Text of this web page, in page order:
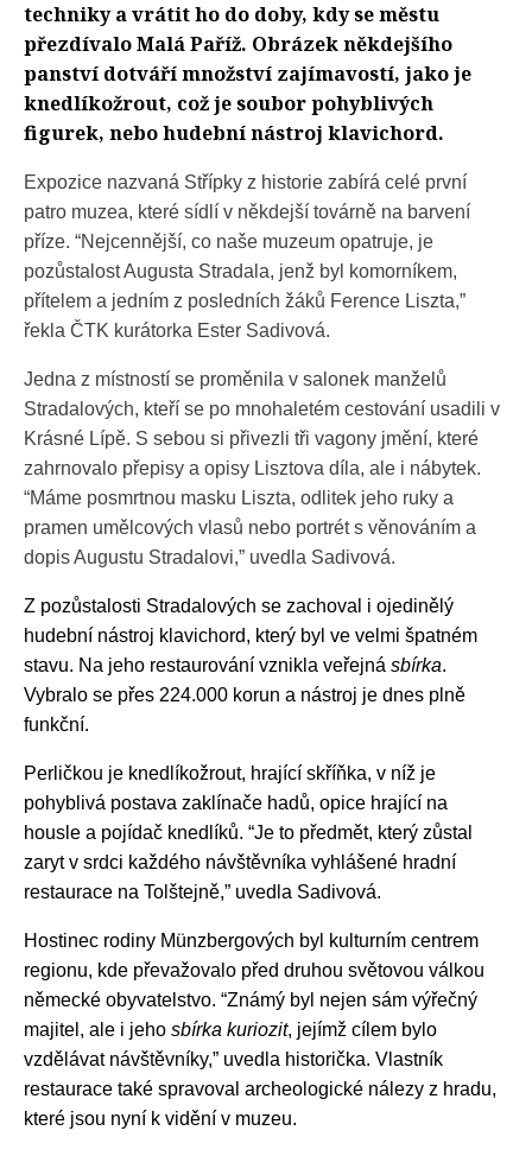
techniky a vrátit ho do doby, kdy se městu
přezdívalo Malá Paříž. Obrázek někdejšího
panství dotváří množství zajímavostí, jako je
knedlíkožrout, což je soubor pohyblivých
figurek, nebo hudební nástroj klavichord.
Expozice nazvaná Střípky z historie zabírá celé první
patro muzea, které sídlí v někdejší továrně na barvení
příze. “Nejcennější, co naše muzeum opatruje, je
pozůstalost Augusta Stradala, jenž byl komorníkem,
přítelem a jedním z posledních žáků Ference Liszta,”
řekla ČTK kurátorka Ester Sadivová.
Jedna z místností se proměnila v salonek manželů
Stradalových, kteří se po mnohaletém cestování usadili v
Krásné Lípě. S sebou si přivezli tři vagony jmění, které
zahrnovalo přepisy a opisy Lisztova díla, ale i nábytek.
“Máme posmrtnou masku Liszta, odlitek jeho ruky a
pramen umělcových vlasů nebo portrét s věnováním a
dopis Augustu Stradalovi,” uvedla Sadivová.
Z pozůstalosti Stradalových se zachoval i ojedinělý
hudební nástroj klavichord, který byl ve velmi špatném
stavu. Na jeho restaurování vznikla veřejná sbírka.
Vybralo se přes 224.000 korun a nástroj je dnes plně
funkční.
Perličkou je knedlíkožrout, hrající skříňka, v níž je
pohyblivá postava zaklínače hadů, opice hrající na
housle a pojídač knedlíků. “Je to předmět, který zůstal
zaryt v srdci každého návštěvníka vyhlášené hradní
restaurace na Tolštejně,” uvedla Sadivová.
Hostinec rodiny Münzbergových byl kulturním centrem
regionu, kde převažovalo před druhou světovou válkou
německé obyvatelstvo. “Známý byl nejen sám výřečný
majitel, ale i jeho sbírka kuriozit, jejímž cílem bylo
vzdělávat návštěvníky,” uvedla historička. Vlastník
restaurace také spravoval archeologické nálezy z hradu,
které jsou nyní k vidění v muzeu.